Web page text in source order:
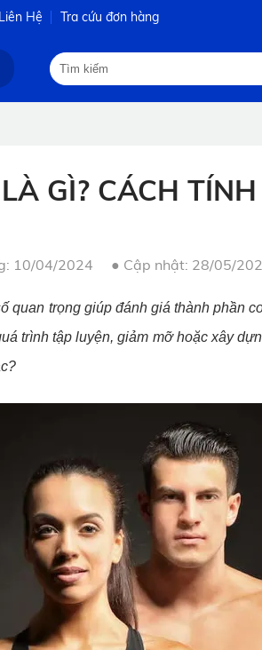
Liên Hệ Tra cứu đơn hàng
GÌ? CÁCH
10/04/2024 ● Cập nhật: 28/05/
quan trọng giúp đánh giá thành phần
trình tập luyện, giảm mỡ hoặc xây